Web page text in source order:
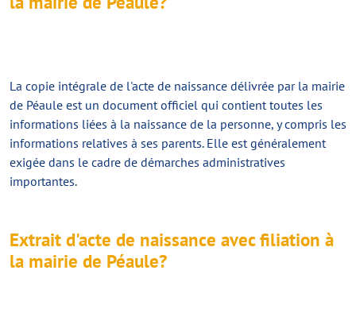
La copie intégrale de l'acte de naissance délivrée par la mairie
de Péaule est un document officiel qui contient toutes les
informations liées à la naissance de la personne, y compris les
informations relatives à ses parents. Elle est généralement
exigée dans le cadre de démarches administratives
importantes.
Extrait d'acte de naissance avec filiation à
la mairie de Péaule?